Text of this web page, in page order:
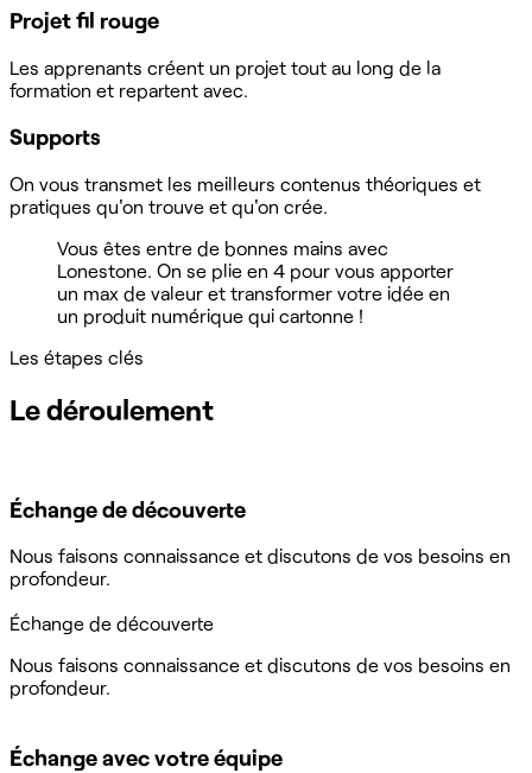
Projet fil rouge
Les apprenants créent un projet tout au long de la
formation et repartent avec.
Supports
On vous transmet les meilleurs contenus théoriques et
pratiques qu'on trouve et qu'on crée.
Vous êtes entre de bonnes mains avec
Lonestone. On se plie en 4 pour vous apporter
un max de valeur et transformer votre idée en
un produit numérique qui cartonne !
Les étapes clés
Le déroulement
Échange de découverte
Nous faisons connaissance et discutons de vos besoins en
profondeur.
Échange de découverte
Nous faisons connaissance et discutons de vos besoins en
profondeur.
Échange avec votre équipe